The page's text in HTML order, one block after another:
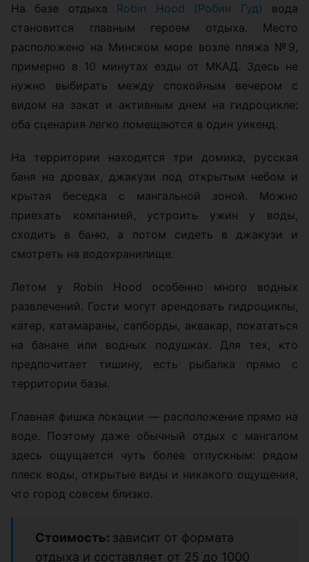
На базе отдыха Robin Hood (Робин Гуд) вода
становится главным героем отдыха. Место
расположено на Минском море возле пляжа №9,
примерно в 10 минутах езды от МКАД. Здесь не
нужно выбирать между спокойным вечером с
видом на закат и активным днем на гидроцикле:
оба сценария легко помещаются в один уикенд.
На территории находятся три домика, русская
баня на дровах, джакузи под открытым небом и
крытая беседка с мангальной зоной. Можно
приехать компанией, устроить ужин у воды,
сходить в баню, а потом сидеть в джакузи и
смотреть на водохранилище.
Летом у Robin Hood особенно много водных
развлечений. Гости могут арендовать гидроциклы,
катер, катамараны, сапборды, аквакар, покататься
на банане или водных подушках. Для тех, кто
предпочитает тишину, есть рыбалка прямо с
территории базы.
Главная фишка локации — расположение прямо на
воде. Поэтому даже обычный отдых с мангалом
здесь ощущается чуть более отпускным: рядом
плеск воды, открытые виды и никакого ощущения,
что город совсем близко.
Стоимость: зависит от формата
отдыха и составляет от 25 до 1000